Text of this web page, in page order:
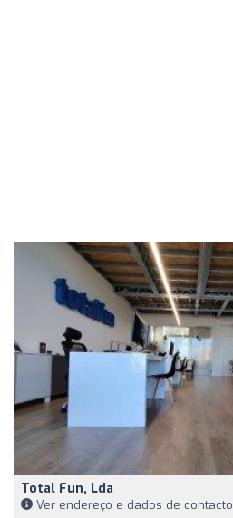
Total Fun, Lda
Ver endereço e dados de contacto